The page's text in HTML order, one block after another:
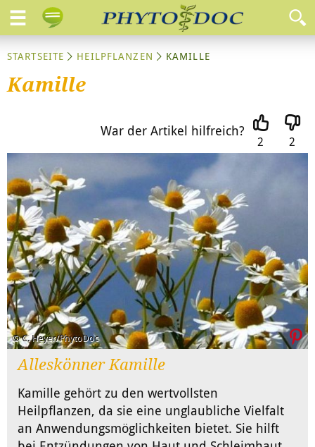
STARTSEITE HEILPFLANZEN KAMILLE
Kamille
War der Artikel hilfreich?
2 2
© C. Heyer/PhytoDoc
Alleskönner Kamille
Kamille gehört zu den wertvollsten
Heilpflanzen, da sie eine unglaubliche Vielfalt
an Anwendungsmöglichkeiten bietet. Sie hilft